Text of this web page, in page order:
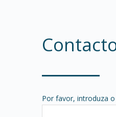
Por favor, introduza